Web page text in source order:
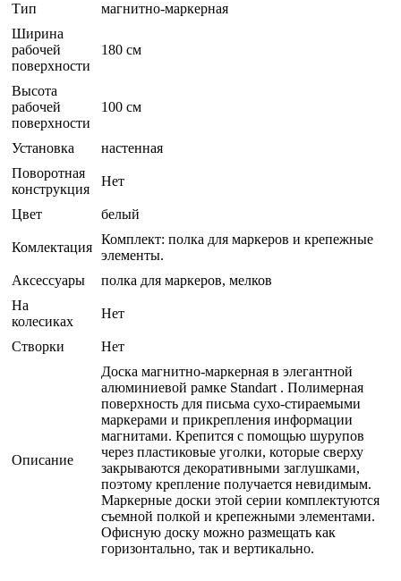
Тип
магнитно-маркерная
Ширина
рабочей
поверхности
180 см
Высота
рабочей
поверхности
100 см
Установка
настенная
Поворотная
конструкция
Нет
Цвет белый
Комлектация
Комплект: полка для маркеров и крепежные
элементы.
Аксессуары
полка для маркеров, мелков
На
колесиках
Нет
Створки Нет
Описание
Доска магнитно-маркерная в элегантной
алюминиевой рамке Standart . Полимерная
поверхность для письма сухо-стираемыми
маркерами и прикрепления информации
магнитами. Крепится с помощью шурупов
через пластиковые уголки, которые сверху
закрываются декоративными заглушками,
поэтому крепление получается невидимым.
Маркерные доски этой серии комплектуются
съемной полкой и крепежными элементами.
Офисную доску можно размещать как
горизонтально, так и вертикально.